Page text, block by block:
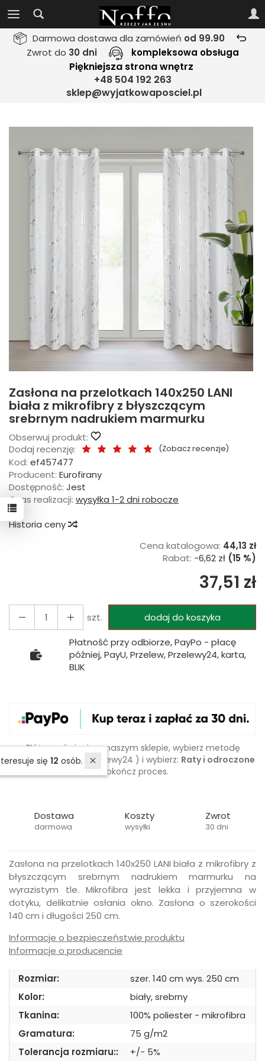
Darmowa dostawa dla zamówień od 99.90
Zwrot do 30 dni kompleksowa obsługa
Piękniejsza strona wnętrz
+48 504 192 263
sklep@wyjatkowaposciel.pl
Zasłona na przelotkach 140x250 LANI
biała z mikrofibry z błyszczącym
srebrnym nadrukiem marmurku
Obserwuj produkt:
Dodaj recenzję:
(Zobacz recenzje)
Kod: ef457477
Producent: Eurofirany
Dostępność: Jest
Czas realizacji: wysyłka 1-2 dni robocze
Historia ceny
Cena katalogowa: 44,13 zł
Rabat: -6,62 zł (15 %)
37,51 zł
szt.
dodaj do koszyka
Płatność przy odbiorze, PayPo - płacę
później, PayU, Przelew, Przelewy24, karta,
BLIK
Złóż zamówienie w naszym sklepie, wybierz metodę
płatności PayPo( Przelewy24 ) i wybierz: Raty i odroczone
i dokończ proces.
Dostawa
darmowa
Koszty
wysyłki
Zwrot
30 dni
Zasłona na przelotkach 140x250 LANI biała z mikrofibry z
błyszczącym srebrnym nadrukiem marmurku na
wyrazistym tle. Mikrofibra jest lekka i przyjemna w
dotyku, delikatnie osłania okno. Zasłona o szerokości
140 cm i długości 250 cm.
Informacje o bezpieczeństwie produktu
Informacje o producencie
Rozmiar:
szer. 140 cm wys. 250 cm
Kolor:
biały, srebrny
Tkanina:
100% poliester - mikrofibra
Gramatura:
75 g/m2
Tolerancja rozmiaru::
+/- 5%
W ostatnich 30 dniach produktem interesuje się 12osób.